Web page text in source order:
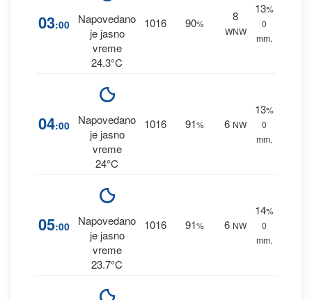
03:00
Napovedano
je jasno
vreme
24.3°C
1016 90%
8
WNW
13%
0
mm.
04:00
Napovedano
je jasno
vreme
24°C
1016 91% 6 NW
13%
0
mm.
05:00
Napovedano
je jasno
vreme
23.7°C
1016 91% 6 NW
14%
0
mm.